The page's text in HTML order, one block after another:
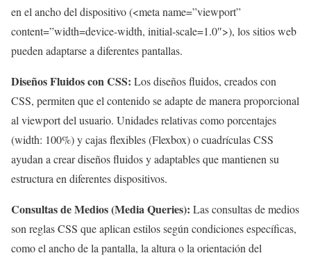
en el ancho del dispositivo (<meta name=”viewport”
content=”width=device-width, initial-scale=1.0″>), los sitios web
pueden adaptarse a diferentes pantallas.
Diseños Fluidos con CSS: Los diseños fluidos, creados con
CSS, permiten que el contenido se adapte de manera proporcional
al viewport del usuario. Unidades relativas como porcentajes
(width: 100%) y cajas flexibles (Flexbox) o cuadrículas CSS
ayudan a crear diseños fluidos y adaptables que mantienen su
estructura en diferentes dispositivos.
Consultas de Medios (Media Queries): Las consultas de medios
son reglas CSS que aplican estilos según condiciones específicas,
como el ancho de la pantalla, la altura o la orientación del